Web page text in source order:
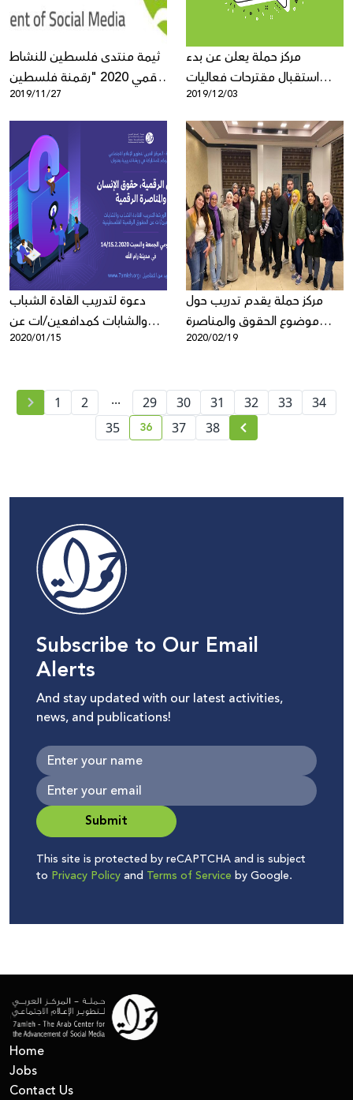
ثيمة منتدى فلسطين للنشاط
الرّقمي 2020 "رقمنة فلسطين
ما بين تهديدات الواقع وفرص
المستقبل"
2019/11/27
مركز حملة يعلن عن بدء
استقبال مقترحات فعاليات
منتدى فلسطين للنّشاط
الرّقمي 2020
2019/12/03
دعوة لتدريب القادة الشباب
والشابات كمدافعين/ات عن
الحقوق الرقمية
2020/01/15
مركز حملة يقدم تدريب حول
موضوع الحقوق والمناصرة
الرقمية للشباب والشابات
2020/02/19
1 2 ... 29 30 31 32 33
34
35
current page number
36 37 38
Subscribe to Our Email
Alerts
And stay updated with our latest activities,
news, and publications!
Submit
This site is protected by reCAPTCHA and is subject
to Privacy Policyand Terms of Service by Google.
Home
Jobs
Contact Us